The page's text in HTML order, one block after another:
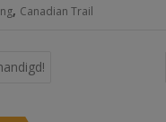
, Canadian Trail